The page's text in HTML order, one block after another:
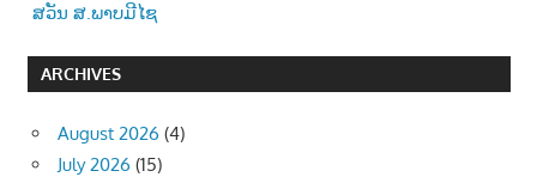
ສວັນ ສ.ພາບມີໄຊ
ARCHIVES
August 2026 (4)
July 2026 (15)